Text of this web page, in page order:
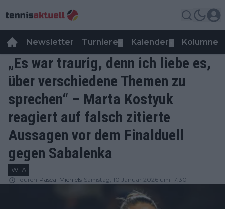
Newsletter Turniere Kalender Kolumnen
„Es war traurig, denn ich liebe es,
über verschiedene Themen zu
sprechen“ – Marta Kostyuk
reagiert auf falsch zitierte
Aussagen vor dem Finalduell
gegen Sabalenka
WTA
durch Pascal Michiels Samstag, 10 Januar 2026 um 17:30